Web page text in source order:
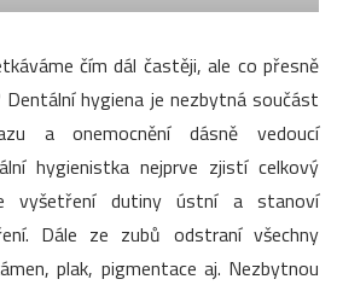
čím dál častěji, ale co přesně
hygiena je nezbytná součást
a onemocnění dásně vedoucí
hygienistka nejprve zjistí celkový
vyšetření dutiny ústní a stanoví
Dále ze zubů odstraní všechny
plak, pigmentace aj. Nezbytnou